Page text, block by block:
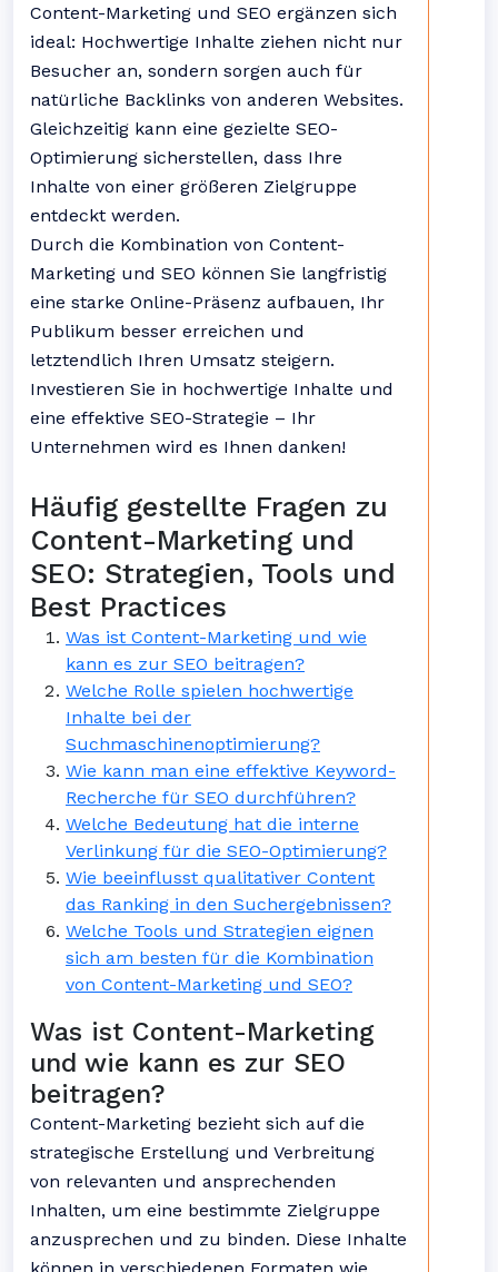
Content-Marketing und SEO ergänzen sich
ideal: Hochwertige Inhalte ziehen nicht nur
Besucher an, sondern sorgen auch für
natürliche Backlinks von anderen Websites.
Gleichzeitig kann eine gezielte SEO-
Optimierung sicherstellen, dass Ihre
Inhalte von einer größeren Zielgruppe
entdeckt werden.
Durch die Kombination von Content-
Marketing und SEO können Sie langfristig
eine starke Online-Präsenz aufbauen, Ihr
Publikum besser erreichen und
letztendlich Ihren Umsatz steigern.
Investieren Sie in hochwertige Inhalte und
eine effektive SEO-Strategie – Ihr
Unternehmen wird es Ihnen danken!
Häufig gestellte Fragen zu
Content-Marketing und
SEO: Strategien, Tools und
Best Practices
Was ist Content-Marketing und wie
kann es zur SEO beitragen?
Welche Rolle spielen hochwertige
Inhalte bei der
Suchmaschinenoptimierung?
Wie kann man eine effektive Keyword-
Recherche für SEO durchführen?
Welche Bedeutung hat die interne
Verlinkung für die SEO-Optimierung?
Wie beeinflusst qualitativer Content
das Ranking in den Suchergebnissen?
Welche Tools und Strategien eignen
sich am besten für die Kombination
von Content-Marketing und SEO?
Was ist Content-Marketing
und wie kann es zur SEO
beitragen?
Content-Marketing bezieht sich auf die
strategische Erstellung und Verbreitung
von relevanten und ansprechenden
Inhalten, um eine bestimmte Zielgruppe
anzusprechen und zu binden. Diese Inhalte